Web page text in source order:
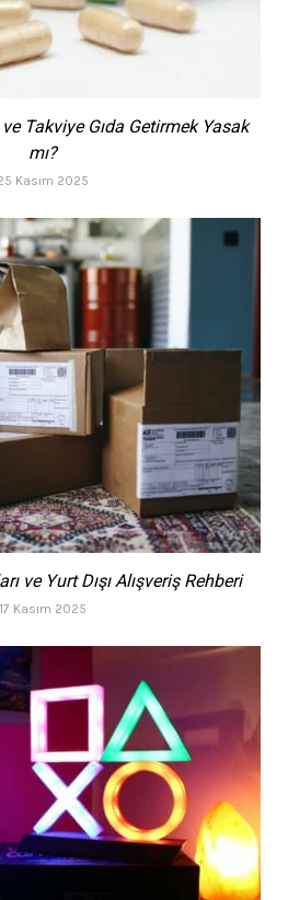
Takviye Gıda Getirmek Yasak
mı?
Kasım 2025
ve Yurt Dışı Alışveriş Rehberi
17 Kasım 2025